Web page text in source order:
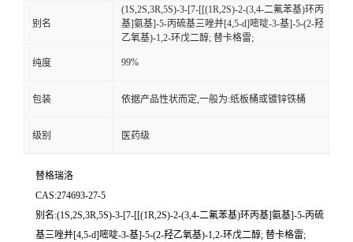
别名
(1S,2S,3R,5S)-3-[7-[[(1R,2S)-2-(3,4-二氟苯基)环丙
基]氨基]-5-丙硫基三唑并[4,5-d]嘧啶-3-基]-5-(2-羟
乙氧基)-1,2-环戊二醇; 替卡格雷;
纯度 99%
包装 依据产品性状而定,一般为:纸板桶或镀锌铁桶
级别 医药级
替格瑞洛
CAS:274693-27-5
别名:(1S,2S,3R,5S)-3-[7-[[(1R,2S)-2-(3,4-二氟苯基)环丙基]氨基]-5-丙硫
基三唑并[4,5-d]嘧啶-3-基]-5-(2-羟乙氧基)-1,2-环戊二醇; 替卡格雷;